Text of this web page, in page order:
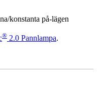
konstanta på-lägen
® 2.0 Pannlampa.